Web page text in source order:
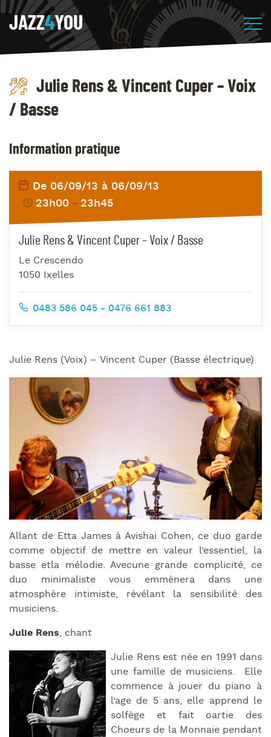
JAZZ4YOU
Julie Rens & Vincent Cuper – Voix
/ Basse
Julie Rens (Voix) – Vincent Cuper (Basse électrique)
Allant de Etta James à Avishai Cohen, ce duo garde
comme objectif de mettre en valeur l’essentiel, la
basse etla mélodie. Avecune grande complicité, ce
duo minimaliste vous emmènera dans une
atmosphère intimiste, révélant la sensibilité des
musiciens.
Julie Rens, chant
Julie Rens est née en 1991 dans
une famille de musiciens. Elle
commence à jouer du piano à
l’age de 5 ans, elle apprend le
solfège et fait oartie des
Choeurs de la Monnaie pendant
Information pratique
De 06/09/13 à 06/09/13
23h00
23h45
Julie Rens & Vincent Cuper – Voix / Basse
Le Crescendo
1050 Ixelles
0483 586 045 - 0476 661 883